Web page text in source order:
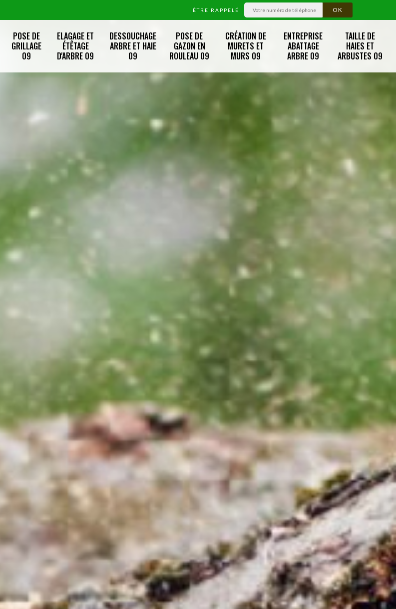
ÊTRE RAPPELÉ
POSE DE
GRILLAGE
09
ELAGAGE ET
ÉTÊTAGE
D'ARBRE 09
DESSOUCHAGE
ARBRE ET HAIE
09
POSE DE
GAZON EN
ROULEAU 09
CRÉATION DE
MURETS ET
MURS 09
ENTREPRISE
ABATTAGE
ARBRE 09
TAILLE DE
HAIES ET
ARBUSTES 09